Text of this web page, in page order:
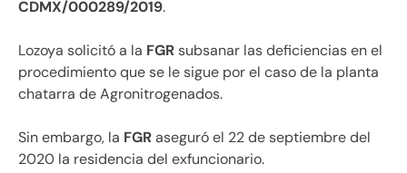
CDMX/000289/2019.
Lozoya solicitó a la FGRsubsanar las deficiencias en el
procedimiento que se le sigue por el caso de la planta
chatarra de Agronitrogenados.
Sin embargo, la FGRaseguró el 22 de septiembre del
2020 la residencia del exfuncionario.